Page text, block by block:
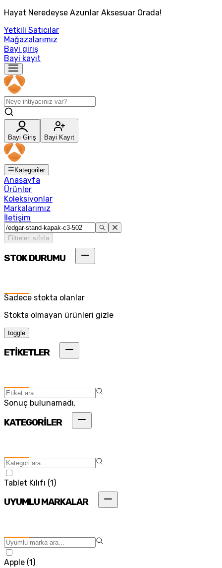
Hayat Neredeyse Azunlar Aksesuar Orada!
Yetkili Satıcılar
Mağazalarımız
Bayi giriş
Bayi kayıt
Bayi Giriş Bayi Kayıt
Kategoriler
Anasayfa
Ürünler
Koleksiyonlar
Markalarımız
İletişim
Filtreleri sıfırla
STOK DURUMU
Sadece stokta olanlar
Stokta olmayan ürünleri gizle
toggle
ETİKETLER
Sonuç bulunamadı.
KATEGORİLER
Tablet Kılıfı (1)
UYUMLU MARKALAR
Apple (1)